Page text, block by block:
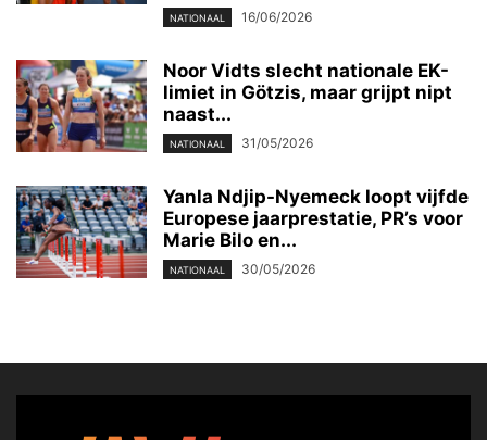
NATIONAAL 16/06/2026
Noor Vidts slecht nationale EK-
limiet in Götzis, maar grijpt nipt
naast...
NATIONAAL 31/05/2026
Yanla Ndjip-Nyemeck loopt vijfde
Europese jaarprestatie, PR’s voor
Marie Bilo en...
NATIONAAL 30/05/2026